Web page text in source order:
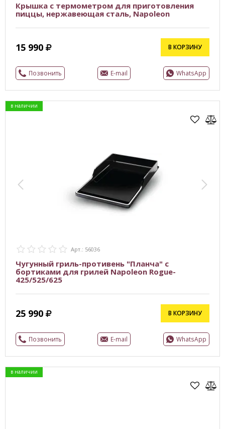
Крышка с термометром для приготовления
пиццы, нержавеющая сталь, Napoleon
15 990 В КОРЗИНУ
Позвонить E-mail WhatsApp
в наличии
Арт.: 56036
Чугунный гриль-противень "Планча" с
бортиками для грилей Napoleon Rogue-
425/525/625
25 990 В КОРЗИНУ
Позвонить E-mail WhatsApp
в наличии